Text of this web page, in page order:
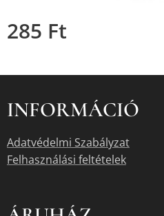
285 Ft
INFORMÁCIÓ
Adatvédelmi Szabályzat
Felhasználási feltételek